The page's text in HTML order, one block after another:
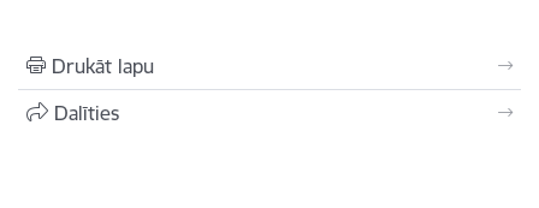
Drukāt lapu
Dalīties